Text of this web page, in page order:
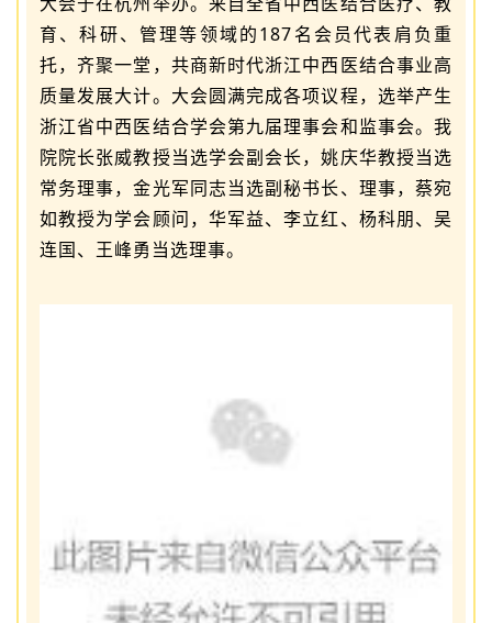
育、科研、管理等领域的187名会员代表肩负重
托，齐聚一堂，共商新时代浙江中西医结合事业高
质量发展大计。大会圆满完成各项议程，选举产生
浙江省中西医结合学会第九届理事会和监事会。我
院院长张威教授当选学会副会长，姚庆华教授当选
常务理事，金光军同志当选副秘书长、理事，蔡宛
如教授为学会顾问，华军益、李立红、杨科朋、吴
连国、王峰勇当选理事。